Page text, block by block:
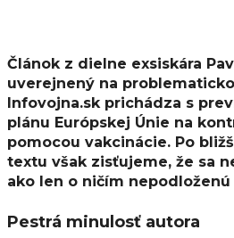
Článok z dielne exsiskára
uverejnený na
Infovojna.sk prichádza s
plánu Európskej Únie na
pomocou vakcinácie. Po
textu však zisťujeme, že sa
ako len o ničím
Pestrá minulosť autora